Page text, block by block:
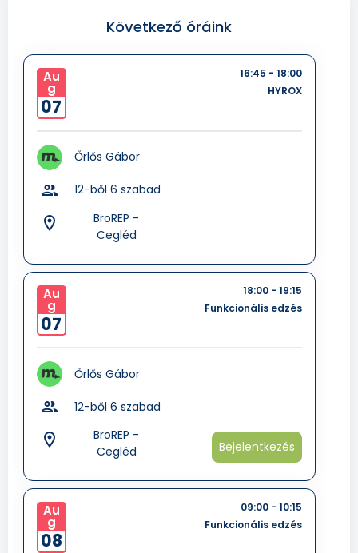
Következő óráink
16:45 - 18:00
HYROX
Au
g
07
Őrlős Gábor
group 12-ből 6 szabad
room
BroREP -
Cegléd
18:00 - 19:15
Funkcionális edzés
Au
g
07
Őrlős Gábor
group 12-ből 6 szabad
room
BroREP -
Cegléd
Bejelentkezés
09:00 - 10:15
Funkcionális edzés
Au
g
08